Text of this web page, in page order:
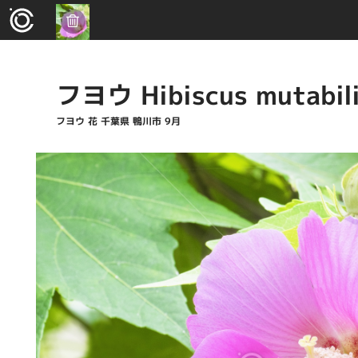
フヨウ Hibiscus
フヨウ 花 千葉県 鴨川市 9月